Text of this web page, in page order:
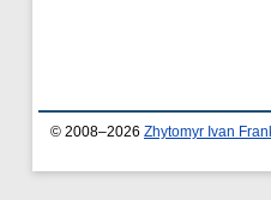
© 2008–2026 Zhytomyr Ivan